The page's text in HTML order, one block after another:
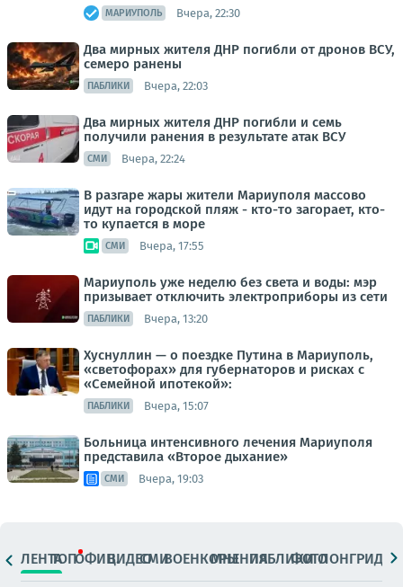
МАРИУПОЛЬ Вчера, 22:30
Два мирных жителя ДНР погибли от дронов ВСУ,
семеро ранены
ПАБЛИКИ Вчера, 22:03
Два мирных жителя ДНР погибли и семь
получили ранения в результате атак ВСУ
СМИ Вчера, 22:24
В разгаре жары жители Мариуполя массово
идут на городской пляж - кто-то загорает, кто-
то купается в море
СМИ Вчера, 17:55
Мариуполь уже неделю без света и воды: мэр
призывает отключить электроприборы из сети
ПАБЛИКИ Вчера, 13:20
Хуснуллин — о поездке Путина в Мариуполь,
«светофорах» для губернаторов и рисках с
«Семейной ипотекой»:
ПАБЛИКИ Вчера, 15:07
Больница интенсивного лечения Мариуполя
представила «Второе дыхание»
СМИ Вчера, 19:03
ЛЕНТАТОПОФИЦ.ВИДЕОСМИВОЕНКОРЫМНЕНИЯПАБЛИКИ
ФОТОЛОНГРИДЫ